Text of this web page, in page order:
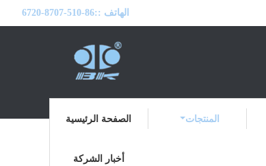
الهاتف ::86-510-8707-6720
الصفحة الرئيسية المنتجات
أخبار الشركة